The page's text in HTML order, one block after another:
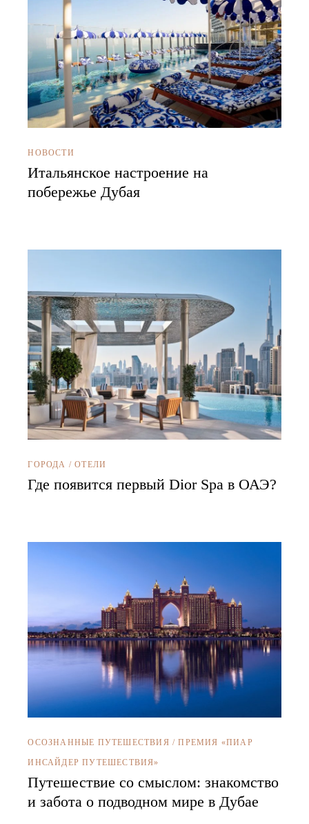
НОВОСТИ
Итальянское настроение на
побережье Дубая
ГОРОДА /ОТЕЛИ
Где появится первый Dior Spa в ОАЭ?
ОСОЗНАННЫЕ ПУТЕШЕСТВИЯ /ПРЕМИЯ «ПИАР
ИНСАЙДЕР ПУТЕШЕСТВИЯ»
Путешествие со смыслом: знакомство
и забота о подводном мире в Дубае